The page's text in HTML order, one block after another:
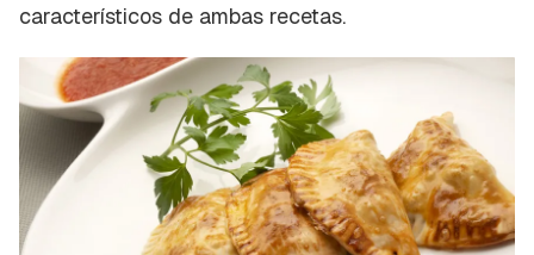
característicos de ambas recetas.